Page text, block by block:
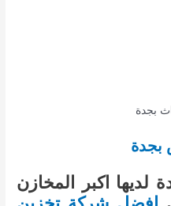
بجدة
اكبر المخازن